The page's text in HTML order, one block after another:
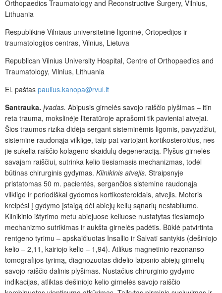
Orthopaedics Traumatology and Reconstructive Surgery, Vilnius,
Lithuania
Respublikinė Vilniaus universitetinė ligoninė, Ortopedijos ir
traumatologijos centras, Vilnius, Lietuva
Republican Vilnius University Hospital, Centre of Orthopaedics and
Traumatology, Vilnius, Lithuania
El. paštas paulius.kanopa@rvul.lt
Santrauka. Įvadas. Abipusis girnelės savojo raiščio plyšimas – itin
reta trauma, mokslinėje literatūroje aprašomi tik pavieniai atvejai.
Šios traumos rizika didėja sergant sisteminėmis ligomis, pavyzdžiui,
sistemine raudonąja vilklige, taip pat vartojant kortikosteroidus, nes
jie sukelia raiščio kolageno skaidulų degeneraciją. Plyšus girnelės
savajam raiščiui, sutrinka kelio tiesiamasis mechanizmas, todėl
būtinas chirurginis gydymas. Klinikinis atvejis. Straipsnyje
pristatomas 50 m. pacientės, sergančios sistemine raudonąja
vilklige ir periodiškai gydomos kortikosteroidais, atvejis. Moteris
kreipėsi į gydymo įstaigą dėl abiejų kelių sąnarių nestabilumo.
Klinikinio ištyrimo metu abiejuose keliuose nustatytas tiesiamojo
mechanizmo sutrikimas ir aukšta girnelės padėtis. Būklė patvirtinta
rentgeno tyrimu – apskaičiuotas Insallio ir Salvati santykis (dešiniojo
kelio – 2,11, kairiojo kelio – 1,94). Atlikus magnetinio rezonanso
tomografijos tyrimą, diagnozuotas didelio laipsnio abiejų girnelių
savojo raiščio dalinis plyšimas. Nustačius chirurginio gydymo
indikacijas, atliktas dešiniojo kelio girnelės savojo raiščio